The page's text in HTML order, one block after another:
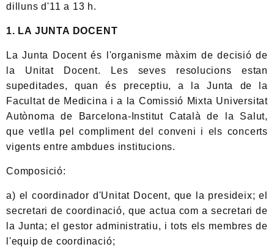
dilluns d'11 a 13 h.
1. LA JUNTA DOCENT
La Junta Docent és l'organisme màxim de decisió de
la Unitat Docent. Les seves resolucions estan
supeditades, quan és preceptiu, a la Junta de la
Facultat de Medicina i a la Comissió Mixta Universitat
Autònoma de Barcelona-Institut Català de la Salut,
que vetlla pel compliment del conveni i els concerts
vigents entre ambdues institucions.
Composició:
a) el coordinador d'Unitat Docent, que la presideix; el
secretari de coordinació, que actua com a secretari de
la Junta; el gestor administratiu, i tots els membres de
l'equip de coordinació;